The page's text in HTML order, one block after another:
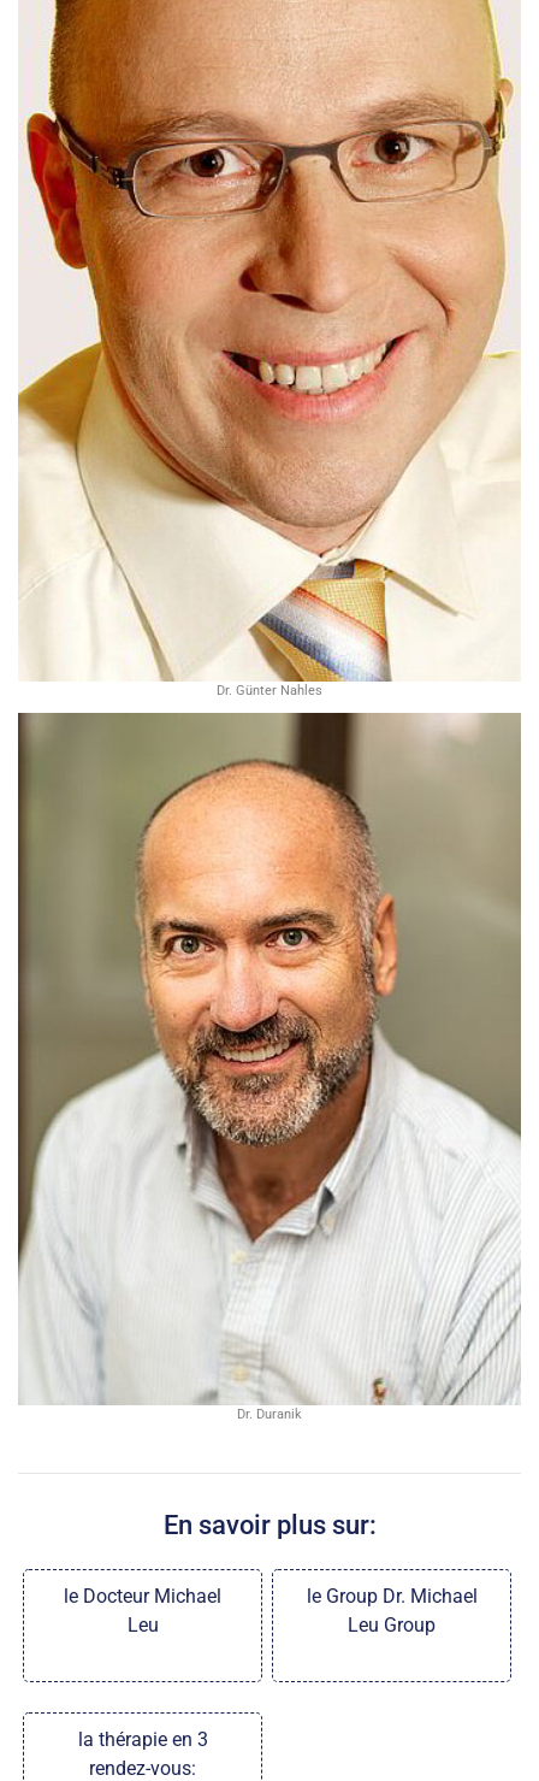
Dr. Günter Nahles
Dr. Duranik
En savoir plus sur:
le Docteur Michael
Leu
le Group Dr. Michael
Leu Group
la thérapie en 3
rendez-vous: